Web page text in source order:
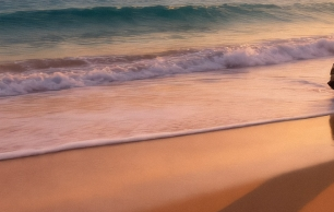
Chcete udělit souhlas s
využíváním
Další informace